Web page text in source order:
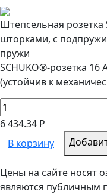
Штепсельная
шторками, с
пружи
SCHUKO®-розетка 16
(устойчив к
6 434.34 Р
В корзину
Цены на сайте носят
являются публичным